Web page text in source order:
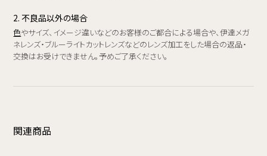
2. 不良品以外の場合
色やサイズ、イメージ違いなどのお客様のご都合による場合や、伊達メガ
ネレンズ・ブルーライトカットレンズなどのレンズ加工をした場合の返品・
交換はお受けできません。予めご了承ください。
関連商品